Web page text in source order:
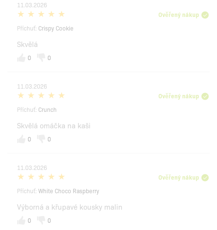
11.03.2026
Ověřený nákup
Příchuť: Crispy Cookie
Skvělá
0 0
11.03.2026
Ověřený nákup
Příchuť: Crunch
Skvělá omáčka na kaši
0 0
11.03.2026
Ověřený nákup
Příchuť: White Choco Raspberry
Výborná a křupavé kousky malin
0 0